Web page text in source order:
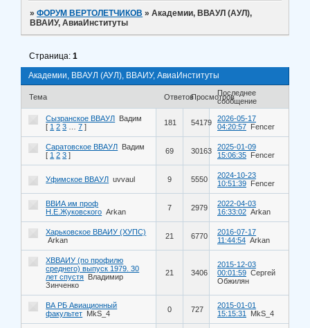
»ФОРУМ ВЕРТОЛЕТЧИКОВ »Академии, ВВАУЛ (АУЛ),
ВВАИУ, АвиаИнституты
Академии, ВВАУЛ (АУЛ), ВВАИУ, АвиаИнституты
Страница:1
Тема ОтветовПросмотровПоследнее
сообщение
Сызранское ВВАУЛ Вадим
[ 1 2 3 7 ] 181 54179
2026-05-17
04:20:57 Fencer
Саратовское ВВАУЛ Вадим
[ 1 2 3 ] 69 30163
2025-01-09
15:06:35 Fencer
Уфимское ВВАУЛ uvvaul 9 5550
2024-10-23
10:51:39 Fencer
ВВИА им проф
Н.Е.Жуковского Arkan 7 2979
2022-04-03
16:33:02 Arkan
Харьковское ВВАИУ (ХУПС)
Arkan
21 6770
2016-07-17
11:44:54 Arkan
ХВВАИУ (по профилю
среднего) выпуск 1979. 30
лет спустя Владимир
Зинченко
21 3406
2015-12-03
00:01:59 Сергей
Обжилян
ВА РБ Авиационный
факультет MkS_4 0 727
2015-01-01
15:15:31
MkS_4